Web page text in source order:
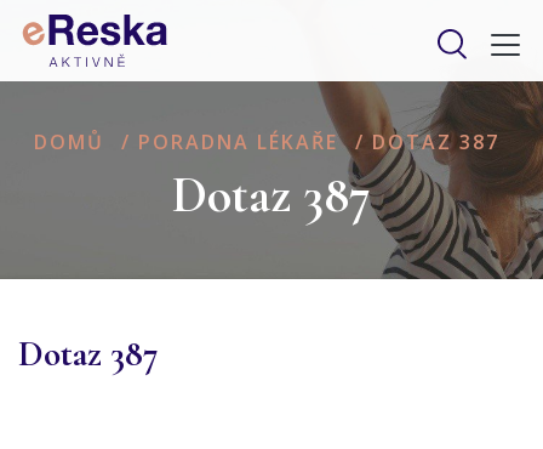
DOMŮ / PORADNA LÉKAŘE / DOTAZ 387
Dotaz 387
Dotaz 387